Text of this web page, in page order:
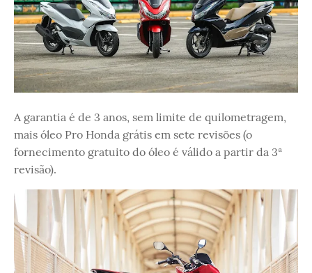
A garantia é de 3 anos, sem limite de quilometragem,
mais óleo Pro Honda grátis em sete revisões (o
fornecimento gratuito do óleo é válido a partir da 3ª
revisão).